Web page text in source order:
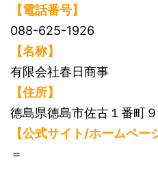
【電話番号】
088-625-1926
【名称】
有限会社春日商事
【住所】
徳島県徳島市佐古１番町
【公式サイト/ホームペー
＝